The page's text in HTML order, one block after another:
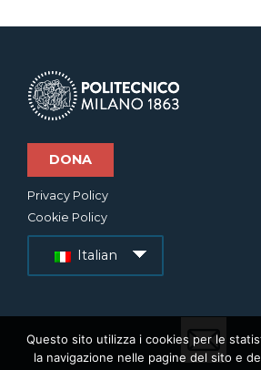
DONA
Privacy Policy
Cookie Policy
Italian
Questo sito utilizza i cookies per le
la navigazione nelle pagine del sito e